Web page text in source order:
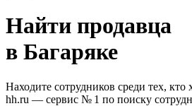
Найти продавца
в Багаряке
Находите сотрудников среди тех, кто
hh.ru — сервис № 1 по поиску